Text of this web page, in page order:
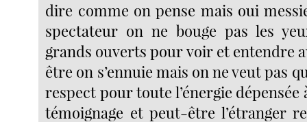
dire comme on pense mais oui
spectateur on ne bouge pas les
grands ouverts pour voir et entendre
être on s’ennuie mais on ne veut pas
respect pour toute l’énergie
témoignage et peut-être l’étranger